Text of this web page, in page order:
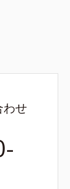
せ